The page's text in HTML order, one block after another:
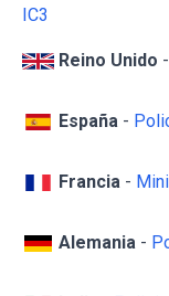
IC3
Reino Unido -
España -
Francia -
Alemania -